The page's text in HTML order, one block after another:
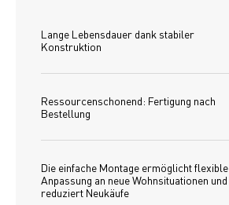
Lange Lebensdauer dank stabiler
Konstruktion
Ressourcenschonend: Fertigung nach
Bestellung
Die einfache Montage ermöglicht flexible
Anpassung an neue Wohnsituationen und
reduziert Neukäufe